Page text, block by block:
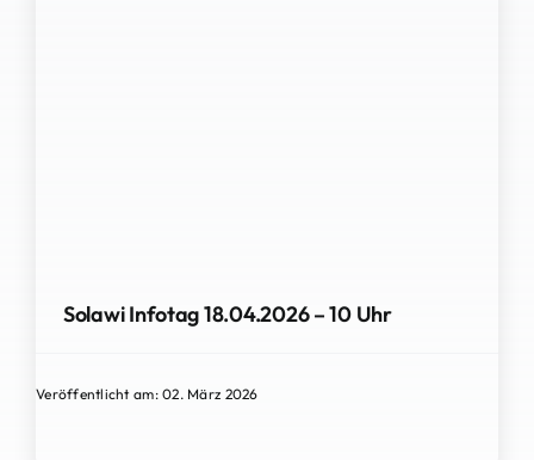
Solawi Infotag 18.04.2026 – 10 Uhr
Veröffentlicht am: 02. März 2026